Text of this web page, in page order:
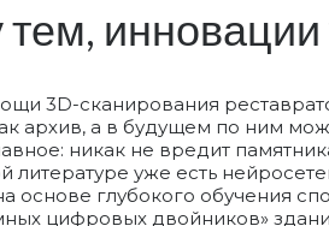
3D-сканирования
архив, а в будущем по ним
никак не вредит
литературе уже есть
основе глубокого обучения
цифровых двойников»